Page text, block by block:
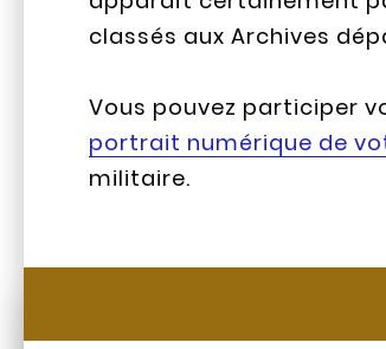
classés aux Archives
Vous pouvez participer
portrait numérique de
militaire.